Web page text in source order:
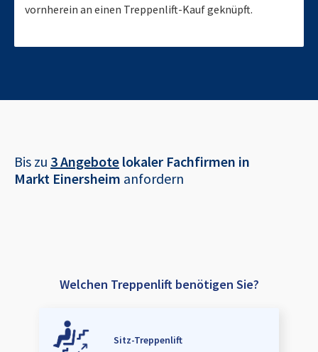
vornherein an einen Treppenlift-Kauf geknüpft.
Bis zu 3 Angebote lokaler Fachfirmen in
Markt Einersheim anfordern
Welchen Treppenlift benötigen Sie?
Sitz-Treppenlift